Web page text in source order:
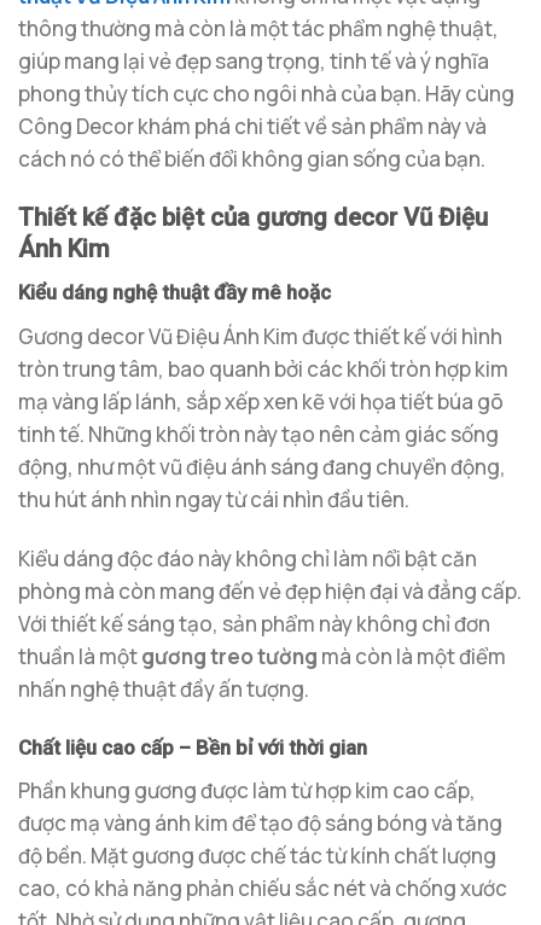
thông thường mà còn là một tác phẩm nghệ thuật,
giúp mang lại vẻ đẹp sang trọng, tinh tế và ý nghĩa
phong thủy tích cực cho ngôi nhà của bạn. Hãy cùng
Công Decor khám phá chi tiết về sản phẩm này và
cách nó có thể biến đổi không gian sống của bạn.
Thiết kế đặc biệt của gương decor Vũ Điệu
Ánh Kim
Kiểu dáng nghệ thuật đầy mê hoặc
Gương decor Vũ Điệu Ánh Kim được thiết kế với hình
tròn trung tâm, bao quanh bởi các khối tròn hợp kim
mạ vàng lấp lánh, sắp xếp xen kẽ với họa tiết búa gõ
tinh tế. Những khối tròn này tạo nên cảm giác sống
động, như một vũ điệu ánh sáng đang chuyển động,
thu hút ánh nhìn ngay từ cái nhìn đầu tiên.
Kiểu dáng độc đáo này không chỉ làm nổi bật căn
phòng mà còn mang đến vẻ đẹp hiện đại và đẳng cấp.
Với thiết kế sáng tạo, sản phẩm này không chỉ đơn
thuần là mộtgương treo tường mà còn là một điểm
nhấn nghệ thuật đầy ấn tượng.
Chất liệu cao cấp – Bền bỉ với thời gian
Phần khung gương được làm từ hợp kim cao cấp,
được mạ vàng ánh kim để tạo độ sáng bóng và tăng
độ bền. Mặt gương được chế tác từ kính chất lượng
cao, có khả năng phản chiếu sắc nét và chống xước